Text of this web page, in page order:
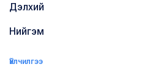
Дэлхий
Нийгэм
Үйлчилгээ